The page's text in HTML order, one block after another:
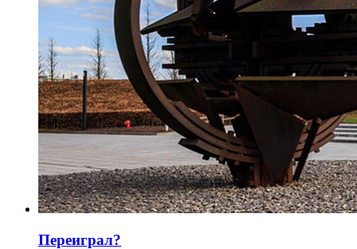
Переиграл?